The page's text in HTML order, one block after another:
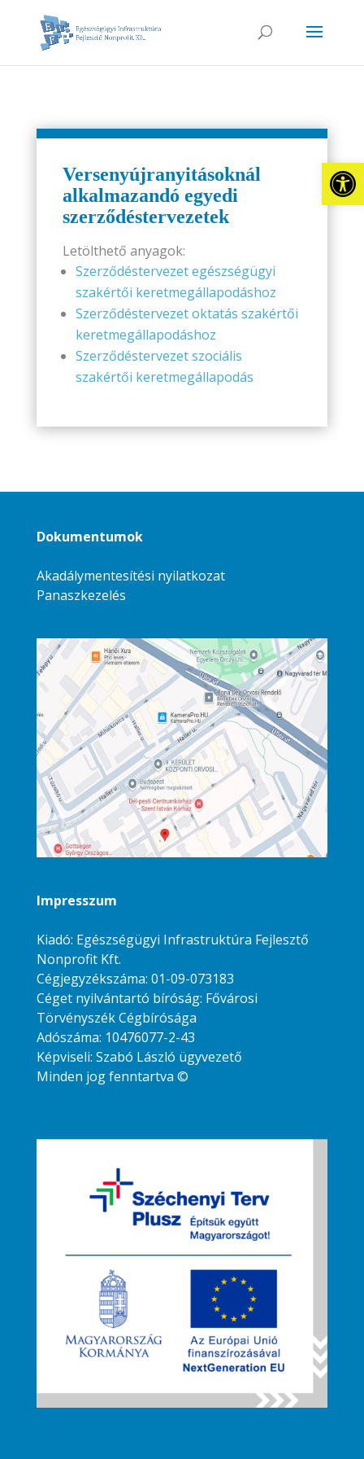
Versenyújranyitásoknál
alkalmazandó egyedi
szerződéstervezetek
Letölthető anyagok:
Szerződéstervezet egészségügyi
szakértői keretmegállapodáshoz
Szerződéstervezet oktatás szakértői
keretmegállapodáshoz
Szerződéstervezet szociális
szakértői keretmegállapodás
Dokumentumok
Akadálymentesítési nyilatkozat
Panaszkezelés
Impresszum
Kiadó: Egészségügyi Infrastruktúra Fejlesztő
Nonprofit Kft.
Cégjegyzékszáma: 01-09-073183
Céget nyilvántartó bíróság: Fővárosi
Törvényszék Cégbírósága
Adószáma: 10476077-2-43
Képviseli: Szabó László ügyvezető
Minden jog fenntartva ©